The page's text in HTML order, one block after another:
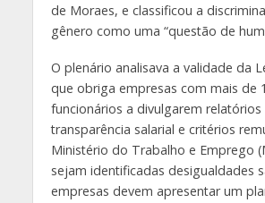
de Moraes, e classificou a
gênero como uma “questão de
O plenário analisava a validade da
que obriga empresas com mais de
funcionários a divulgarem relatórios
transparência salarial e critérios
Ministério do Trabalho e Emprego
sejam identificadas desigualdades
empresas devem apresentar um